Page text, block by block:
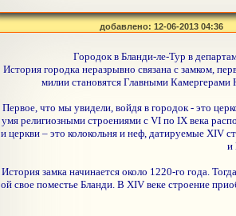
добавлено: 12-06-2013 04:36
Городок в Бланди-ле-Тур в
История городка неразрывно связана с замком,
милии становятся Главными
Первое, что мы увидели, войдя в городок - это
умя религиозными строениями с VI по IX века
и церкви – это колокольня и неф, датируемые XIV
и
История замка начинается около 1220-го года.
ой свое поместье Бланди. В XIV веке строение